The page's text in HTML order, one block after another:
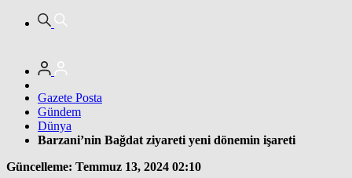
Gazete Posta
Gündem
Dünya
Barzani’nin Bağdat ziyareti yeni dönemin işareti
Güncelleme: Temmuz 13, 2024 02:10